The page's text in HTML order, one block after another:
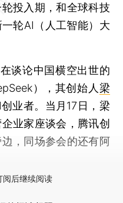
投入期，和全球科技
轮AI（人工智能）大
论中国横空出世的
），其创始人 梁
业者。当月17日，梁
业家座谈会，腾讯创
，同场参会的还有阿
阅后继续阅读